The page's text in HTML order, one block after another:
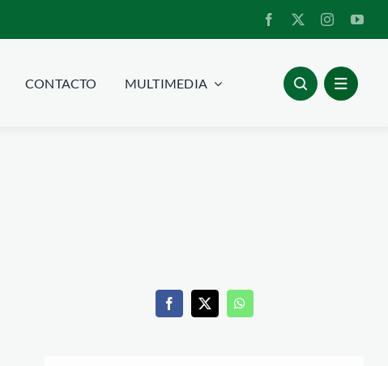
CONTACTO MULTIMEDIA